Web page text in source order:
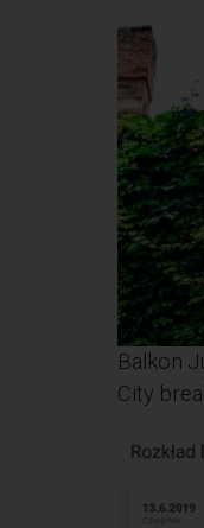
Balkon
City